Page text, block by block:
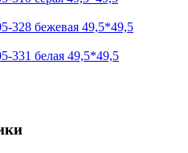
328 бежевая 49,5*49,5
331 белая 49,5*49,5